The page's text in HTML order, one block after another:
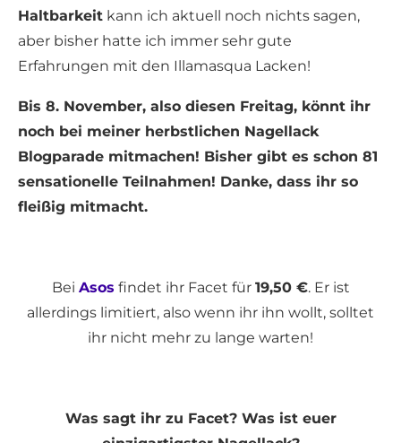
Haltbarkeit kann ich aktuell noch nichts sagen,
aber bisher hatte ich immer sehr gute
Erfahrungen mit den Illamasqua Lacken!
Bis 8. November, also diesen Freitag, könnt ihr
noch bei meiner herbstlichen Nagellack
Blogparade mitmachen! Bisher gibt es schon 81
sensationelle Teilnahmen! Danke, dass ihr so
fleißig mitmacht.
Bei Asos findet ihr Facet für 19,50 €. Er ist
allerdings limitiert, also wenn ihr ihn wollt, solltet
ihr nicht mehr zu lange warten!
Was sagt ihr zu Facet? Was ist euer